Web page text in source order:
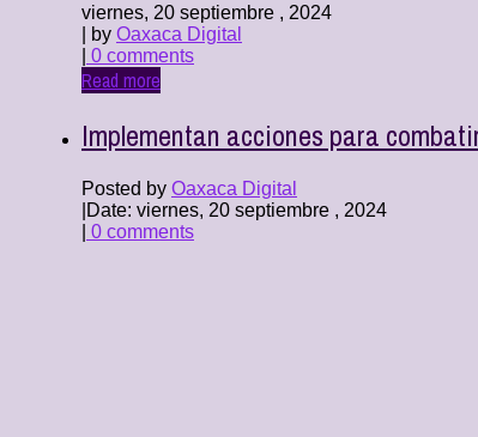
viernes, 20 septiembre , 2024
| by Oaxaca Digital
0 comments
Read more
Implementan acciones para
Posted by Oaxaca Digital
Date: viernes, 20 septiembre , 2024
0 comments